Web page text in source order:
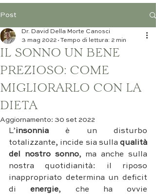
Post
IL SONNO UN BENE
PREZIOSO: COME
MIGLIORARLO CON LA
DIETA
Dr. David Della Morte Canosci
3 mag 2022
Tempo di lettura: 2 min
Aggiornamento: 30 set 2022
L’insonnia è un disturbo
totalizzante, incide sia sulla qualità
del nostro sonno, ma anche sulla
nostra quotidianità: il riposo
inappropriato determina un deficit
di energie, che ha ovvie